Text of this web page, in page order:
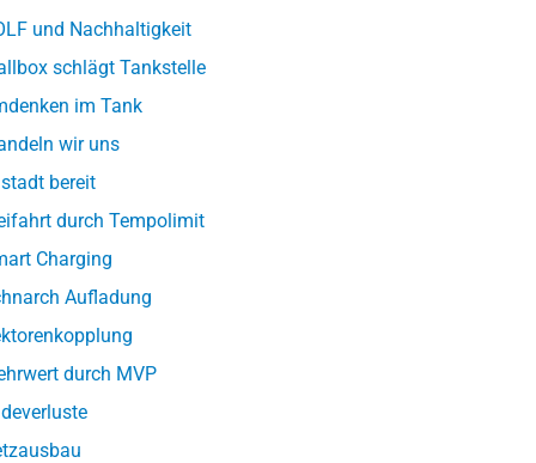
und Nachhaltigkeit
schlägt Tankstelle
im Tank
wir uns
bereit
durch Tempolimit
Charging
Aufladung
durch MVP